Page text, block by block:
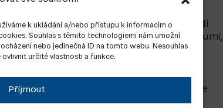
k ukládání a/nebo přístupu k informacím o
Souhlas s těmito technologiemi nám umožní
nebo jedinečná ID na tomto webu. Nesouhlas
určité vlastnosti a funkce.
Příjmout
propria esperienza e competenza nel
ad alto rendimento e dei sistemi di
alle imprese di ottimizzare i consumi,
la sostenibilità ambientale.
e professionisti del settore
sempre più efficiente, affidabile e
sull’evento: https://fire-